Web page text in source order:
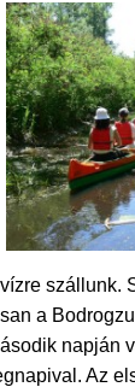
szállunk.
a
napján
Az